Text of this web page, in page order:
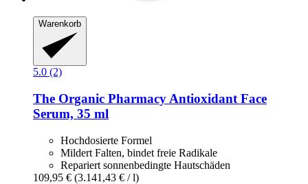
Warenkorb
5.0 (2)
The Organic Pharmacy Antioxidant Face
Serum, 35 ml
Hochdosierte Formel
Mildert Falten, bindet freie Radikale
Repariert sonnenbedingte Hautschäden
109,95 € (3.141,43 € / l)